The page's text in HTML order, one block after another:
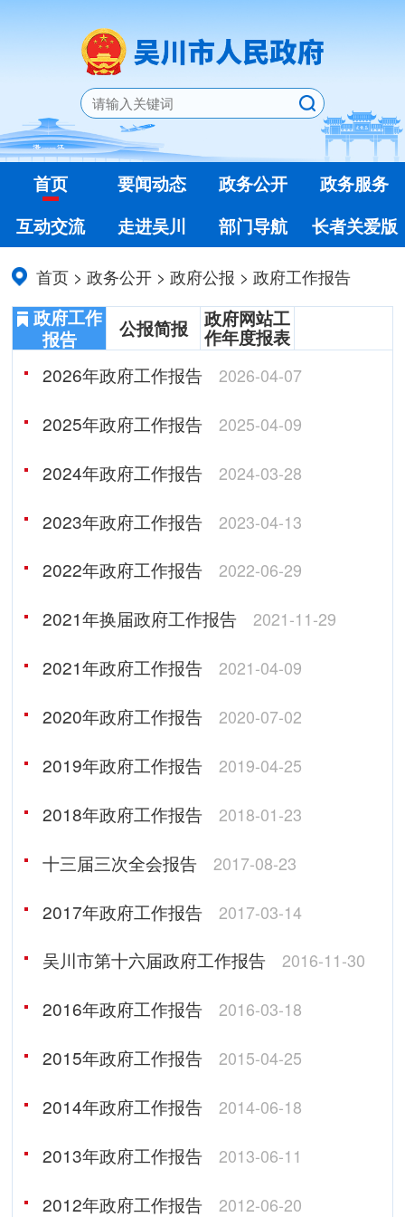
首页 要闻动态 政务公开
政务服务
互动交流
走进吴川 部门导航 长者关爱版
首页 >政务公开 >政府公报 >政府工作报告
政府工作
报告
公报简报 政府网站工
作年度报表
2026年政府工作报告
2026-04-07
2025年政府工作报告 2025-04-09
2024年政府工作报告 2024-03-28
2023年政府工作报告 2023-04-13
2022年政府工作报告 2022-06-29
2021年换届政府工作报告 2021-11-29
2021年政府工作报告 2021-04-09
2020年政府工作报告 2020-07-02
2019年政府工作报告 2019-04-25
2018年政府工作报告 2018-01-23
十三届三次全会报告 2017-08-23
2017年政府工作报告 2017-03-14
吴川市第十六届政府工作报告 2016-11-30
2016年政府工作报告 2016-03-18
2015年政府工作报告 2015-04-25
2014年政府工作报告 2014-06-18
2013年政府工作报告 2013-06-11
2012年政府工作报告 2012-06-20